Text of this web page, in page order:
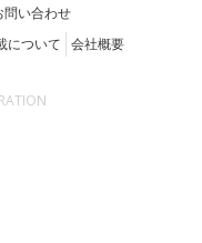
問い合わせ
について 会社概要